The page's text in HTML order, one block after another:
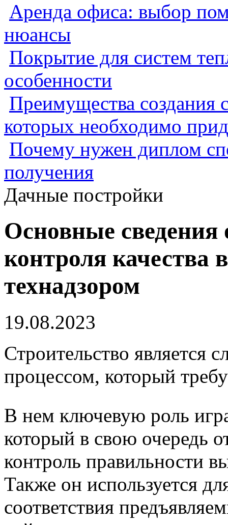
Аренда офиса: выбор
нюансы
Покрытие для систем
особенности
Преимущества создания
которых необходимо
Почему нужен диплом
получения
Дачные постройки
Основные сведения
контроля качества
технадзором
19.08.2023
Строительство
процессом, который
В нем ключевую роль
который в свою очередь
контроль правильности
Также он используется
соответствия